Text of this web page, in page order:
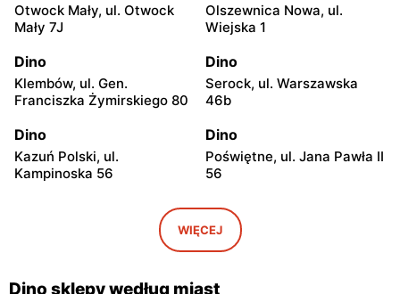
Otwock Mały, ul. Otwock
Mały 7J
Olszewnica Nowa, ul.
Wiejska 1
Dino
Klembów, ul. Gen.
Franciszka Żymirskiego 80
Dino
Serock, ul. Warszawska
46b
Dino
Kazuń Polski, ul.
Kampinoska 56
Dino
Poświętne, ul. Jana Pawła II
56
Dino
Bieniewice, ul. Błońska 52
Dino Dino
WIĘCEJ
Dino sklepy według miast